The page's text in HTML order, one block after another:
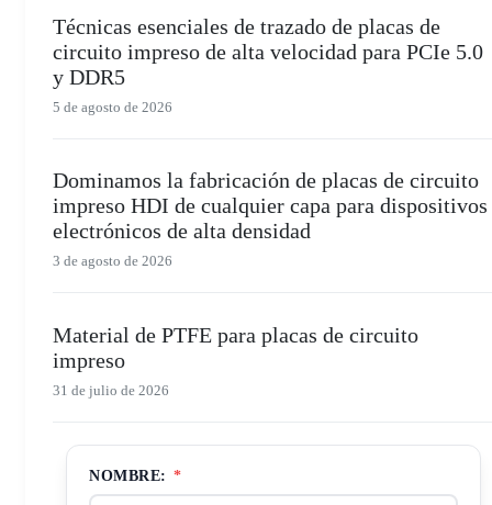
Técnicas esenciales de trazado de placas de
circuito impreso de alta velocidad para PCIe 5.0
y DDR5
5 de agosto de 2026
Dominamos la fabricación de placas de circuito
impreso HDI de cualquier capa para dispositivos
electrónicos de alta densidad
3 de agosto de 2026
Material de PTFE para placas de circuito
impreso
31 de julio de 2026
NOMBRE: *